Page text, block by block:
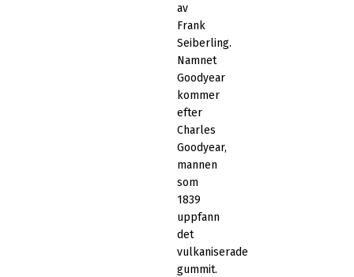
av
Frank
Seiberling.
Namnet
Goodyear
kommer
efter
Charles
Goodyear,
mannen
som
1839
uppfann
det
vulkaniserade
gummit.